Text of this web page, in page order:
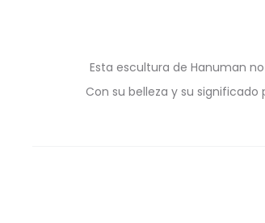
Esta escultura de Hanuman
Con su belleza y su